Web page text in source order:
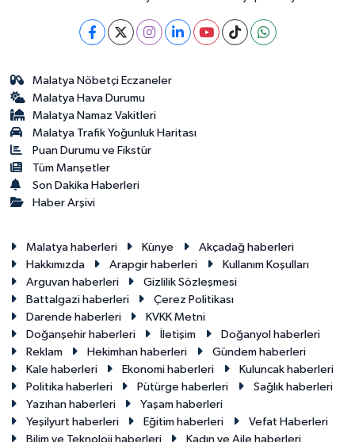
Malatya Nöbetçi Eczaneler
Malatya Hava Durumu
Malatya Namaz Vakitleri
Malatya Trafik Yoğunluk Haritası
Puan Durumu ve Fikstür
Tüm Manşetler
Son Dakika Haberleri
Haber Arşivi
Malatya haberleri Künye
Akçadağ haberleri
Hakkımızda
Arapgir haberleri
Kullanım Koşulları
Arguvan haberleri
Gizlilik Sözleşmesi
Battalgazi haberleri
Çerez Politikası
Darende haberleri
KVKK Metni
Doğanşehir haberleri
İletişim
Doğanyol haberleri
Reklam
Hekimhan haberleri
Gündem haberleri
Kale haberleri
Ekonomi haberleri
Kuluncak haberleri
Politika haberleri
Pütürge haberleri
Sağlık haberleri
Yazıhan haberleri
Yaşam haberleri
Yeşilyurt haberleri
Eğitim haberleri
Vefat Haberleri
Bilim ve Teknoloji haberleri
Kadın ve Aile haberleri